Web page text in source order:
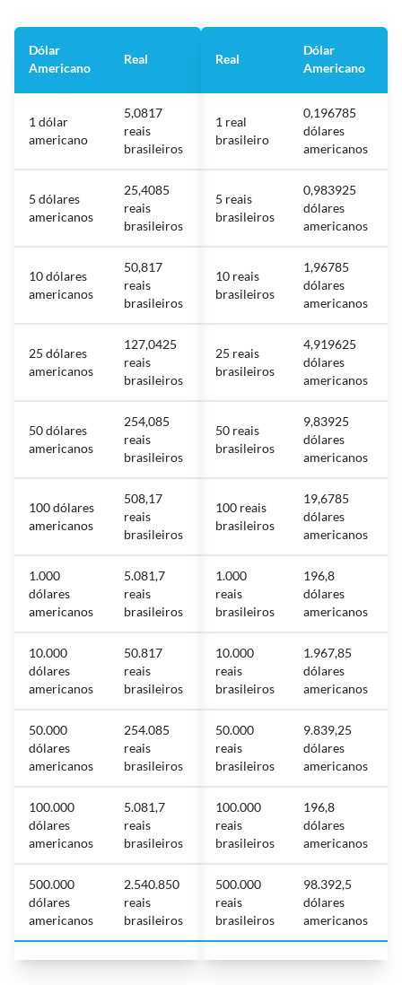
Dólar
Americano
Real
1 dólar
americano
5,0817
reais
brasileiros
5 dólares
americanos
25,4085
reais
brasileiros
10 dólares
americanos
50,817
reais
brasileiros
25 dólares
americanos
127,0425
reais
brasileiros
50 dólares
americanos
254,085
reais
brasileiros
100 dólares
americanos
508,17
reais
brasileiros
1.000
dólares
americanos
5.081,7
reais
brasileiros
10.000
dólares
americanos
50.817
reais
brasileiros
50.000
dólares
americanos
254.085
reais
brasileiros
100.000
dólares
americanos
5.081,7
reais
brasileiros
500.000
dólares
americanos
2.540.850
reais
brasileiros
Real
Dólar
Americano
1 real
brasileiro
0,196785
dólares
americanos
5 reais
brasileiros
0,983925
dólares
americanos
10 reais
brasileiros
1,96785
dólares
americanos
25 reais
brasileiros
4,919625
dólares
americanos
50 reais
brasileiros
9,83925
dólares
americanos
100 reais
brasileiros
19,6785
dólares
americanos
1.000
reais
brasileiros
196,8
dólares
americanos
10.000
reais
brasileiros
1.967,85
dólares
americanos
50.000
reais
brasileiros
9.839,25
dólares
americanos
100.000
reais
brasileiros
196,8
dólares
americanos
500.000
reais
brasileiros
98.392,5
dólares
americanos